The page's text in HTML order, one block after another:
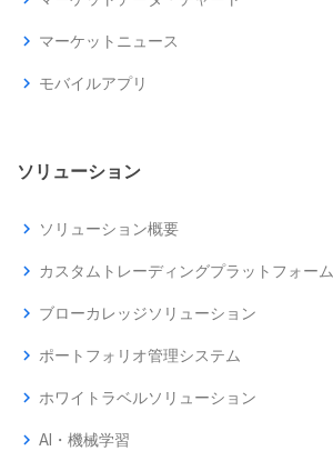
chevron_right マーケットニュース
chevron_right モバイルアプリ
ソリューション
chevron_right ソリューション概要
chevron_right カスタムトレーディングプラットフォーム
chevron_right ブローカレッジソリューション
chevron_right ポートフォリオ管理システム
chevron_right ホワイトラベルソリューション
chevron_right AI・機械学習